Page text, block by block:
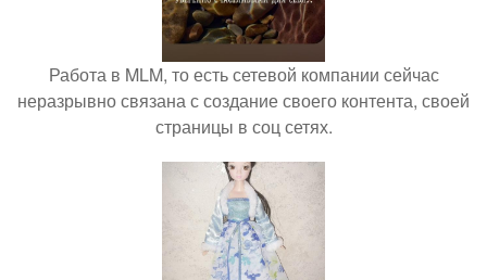
Работа в MLM, то есть сетевой компании сейчас
неразрывно связана с создание своего контента, своей
страницы в соц сетях.